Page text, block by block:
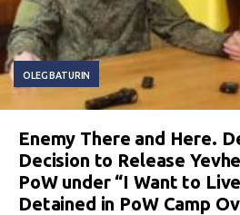
OLEG BATURIN
Enemy There and Here.
Decision to Release
PoW under “I Want to
Detained in PoW Camp